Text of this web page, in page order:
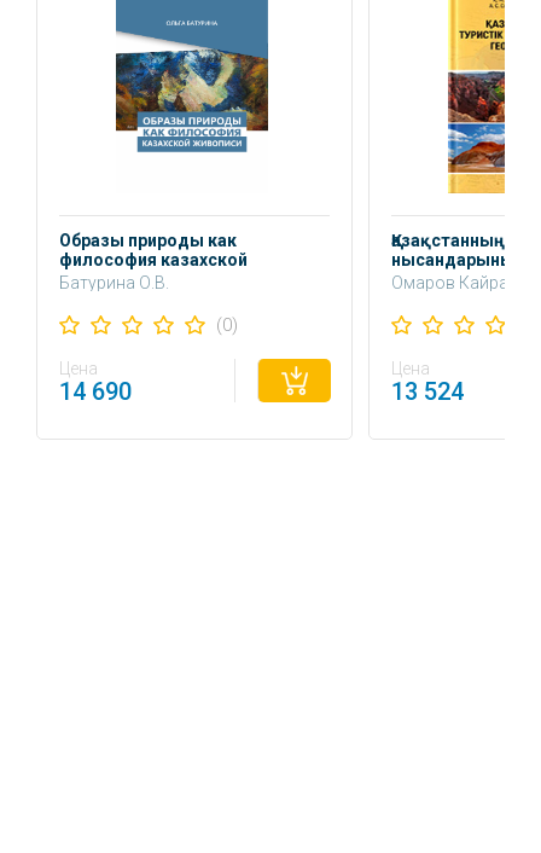
Образы природы как
философия казахской
живописи
Батурина О.В.
(0)
Цена
14 690
Қазақстанның
нысандарының
Омаров Кайрат
Цена
13 524